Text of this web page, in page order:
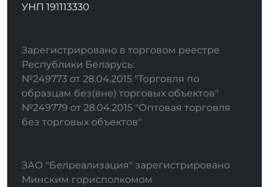
УНП 191113330
Зарегистрировано в торговом реестре
Республики Беларусь:
№249773 от 28.04.2015 "Торговля по
образцам без(вне) торговых объектов"
№249779 от 28.04.2015 "Оптовая торговля
без торговых объектов"
ЗАО "Белреализация" зарегистрировано
Минским горисполкомом